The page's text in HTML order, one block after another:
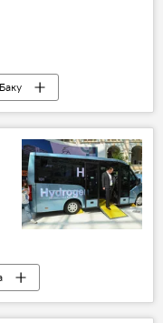
Баку
Премьера